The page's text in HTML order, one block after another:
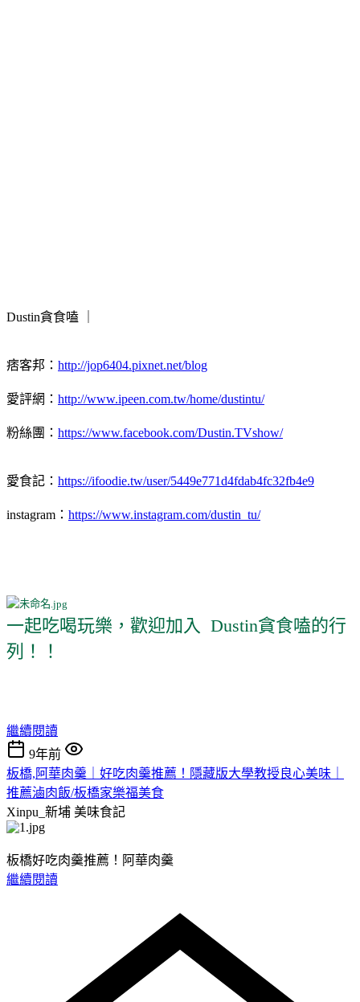
Dustin貪食嗑 ｜
痞客邦： http://jop6404.pixnet.net/blog
愛評網： http://www.ipeen.com.tw/home/dustintu/
粉絲團： https://www.facebook.com/Dustin.TVshow/
愛食記： https://ifoodie.tw/user/5449e771d4fdab4fc32fb4e9
instagram： https://www.instagram.com/dustin_tu/
一起吃喝玩樂，歡迎加入 Dustin貪食嗑的行
列！！
繼續閱讀
9年前
板橋,阿華肉羹｜好吃肉羹推薦！隱藏版大學教授良心美味｜
推薦滷肉飯/板橋家樂福美食
Xinpu_新埔 美味食記
板橋好吃肉羹推薦！阿華肉羹
繼續閱讀